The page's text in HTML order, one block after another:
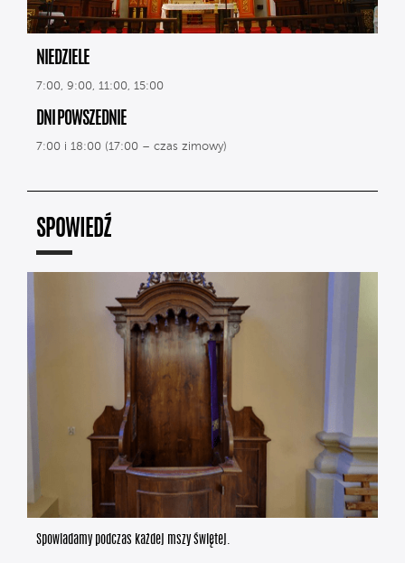
NIEDZIELE
7:00, 9:00, 11:00, 15:00
DNI POWSZEDNIE
7:00 i 18:00 (17:00 – czas zimowy)
SPOWIEDŹ
Spowiadamy podczas każdej mszy świętej.